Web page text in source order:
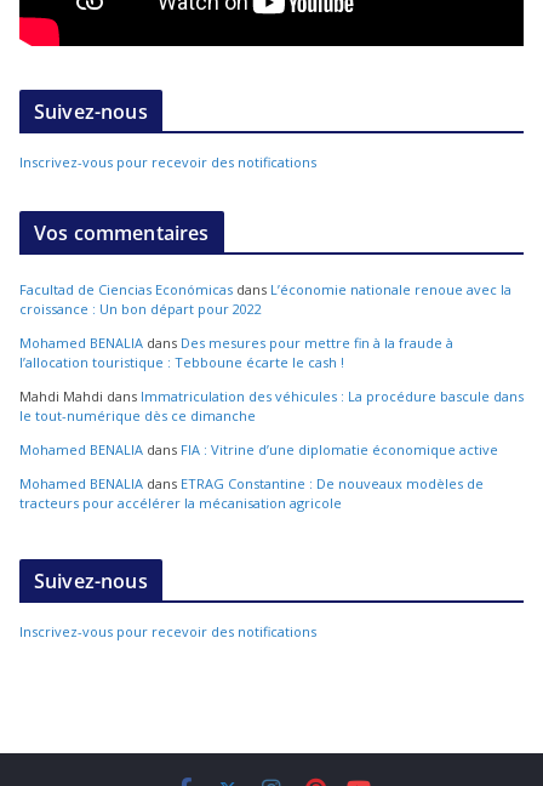
Suivez-nous
Inscrivez-vous pour recevoir des notifications
Vos commentaires
Facultad de Ciencias Económicas dans L’économie nationale renoue avec la
croissance : Un bon départ pour 2022
Mohamed BENALIA dans Des mesures pour mettre fin à la fraude à
l’allocation touristique : Tebboune écarte le cash !
Mahdi Mahdi dans Immatriculation des véhicules : La procédure bascule dans
le tout-numérique dès ce dimanche
Mohamed BENALIA dans FIA : Vitrine d’une diplomatie économique active
Mohamed BENALIA dans ETRAG Constantine : De nouveaux modèles de
tracteurs pour accélérer la mécanisation agricole
Suivez-nous
Inscrivez-vous pour recevoir des notifications